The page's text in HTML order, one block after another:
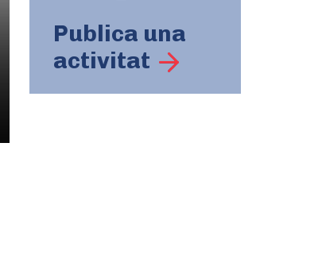
Publica una
activitat